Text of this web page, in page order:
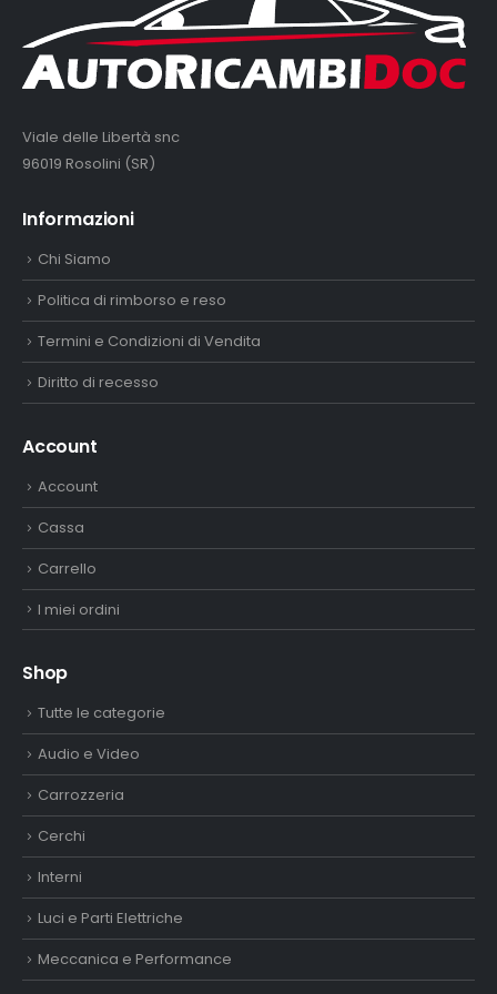
Viale delle Libertà snc
96019 Rosolini (SR)
Informazioni
Chi Siamo
Politica di rimborso e reso
Termini e Condizioni di Vendita
Diritto di recesso
Account
Account
Cassa
Carrello
I miei ordini
Shop
Tutte le categorie
Audio e Video
Carrozzeria
Cerchi
Interni
Luci e Parti Elettriche
Meccanica e Performance